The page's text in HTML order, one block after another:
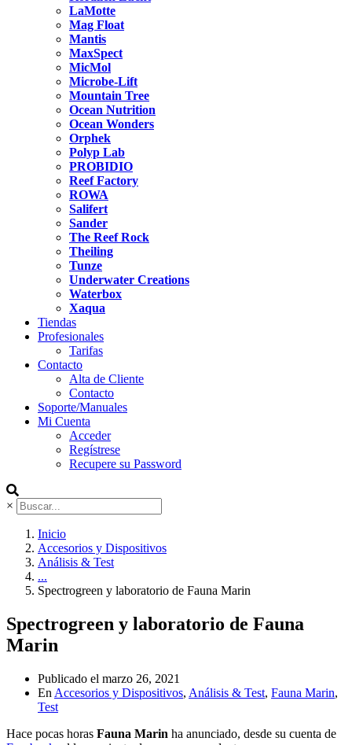
LaMotte
Mag Float
Mantis
MaxSpect
MicMol
Microbe-Lift
Mountain Tree
Ocean Nutrition
Ocean Wonders
Orphek
Polyp Lab
PROBIDIO
Reef Factory
ROWA
Salifert
Sander
The Reef Rock
Theiling
Tunze
Underwater Creations
Waterbox
Xaqua
Tiendas
Profesionales
Tarifas
Contacto
Alta de Cliente
Contacto
Soporte/Manuales
Mi Cuenta
Acceder
Regístrese
Recupere su Password
×
Inicio
Accesorios y Dispositivos
Análisis & Test
...
Spectrogreen y laboratorio de Fauna Marin
Spectrogreen y laboratorio de Fauna
Marin
Publicado el marzo 26, 2021
En Accesorios y Dispositivos, Análisis & Test, Fauna Marin,
Test
Hace pocas horas Fauna Marin ha anunciado, desde su cuenta de